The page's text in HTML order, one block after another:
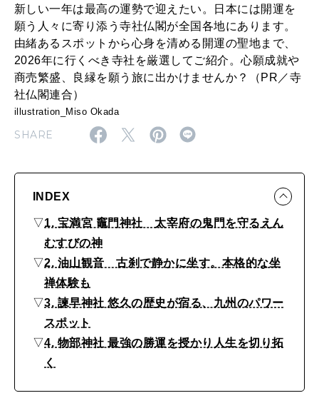
自分を耕す
WORK&MONEY
いい人生って？
MAGAZINE
2026年8月号『お茶の時間です。』
2026年7月号「鎌倉 ローカルが 教えてくれた 本当の歩き方。」
2026年6月号「大銀座 トレンドが生まれる 新しい一流店へ。」
2026年5月号「“大好き”に出会いに。韓国」
2026年3月号「スイーツ予想図 2026」
MAGAZINE
運
、
厄
除
け
…
ま
行
く
べ
寺
ガ
ド
新しい一年は最高の運勢で迎えたい。日本には開運を
願う人々に寄り添う寺社仏閣が全国各地にあります。
由緒あるスポットから心身を清める開運の聖地まで、
2026年に行くべき寺社を厳選してご紹介。心願成就や
商売繁盛、良縁を願う旅に出かけませんか？（PR／寺
社仏閣連合）
illustration_Miso Okada
SHARE
INDEX
▽1. 宝満宮 竈門神社 太宰府の鬼門を守るえん
むすびの神
▽2. 油山観音 古刹で静かに坐す。本格的な坐
禅体験も
▽3. 諫早神社 悠久の歴史が宿る、九州のパワー
スポット
▽4. 物部神社 最強の勝運を授かり人生を切り拓
く